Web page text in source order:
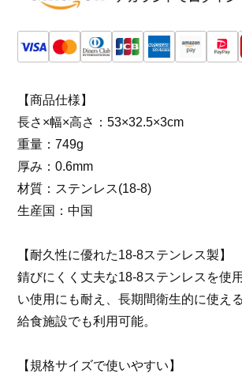
【商品仕様】
長さ×幅×高さ：53×32.5×3cm
重量：749g
厚み：0.6mm
材質：ステンレス(18-8)
生産国：中国
【耐久性に優れた18-8ステンレス製】
錆びにくく丈夫な18-8ステンレスを使
い使用にも耐え、長期間衛生的に使え
給食施設でも利用可能。
【規格サイズで使いやすい】